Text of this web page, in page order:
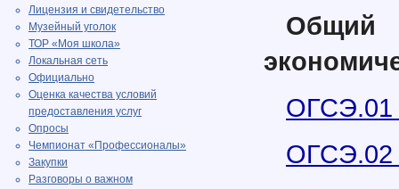
Лицензия и свидетельство
Музейный уголок
ТОР «Моя школа»
Локальная сеть
Официально
Оценка качества условий
предоставления услуг
Опросы
Чемпионат «Профессионалы»
Закупки
Разговоры о важном
Общий
ОГСЭ.01
ОГСЭ.02